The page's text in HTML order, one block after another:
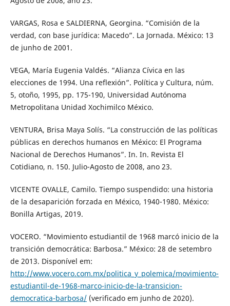
VARGAS, Rosa e SALDIERNA, Georgina. “Comisión de la
verdad, con base jurídica: Macedo”. La Jornada. México: 13
de junho de 2001.
VEGA, María Eugenia Valdés. “Alianza Cívica en las
elecciones de 1994. Una reflexión”. Política y Cultura, núm.
5, otoño, 1995, pp. 175-190, Universidad Autónoma
Metropolitana Unidad Xochimilco México.
VENTURA, Brisa Maya Solís. “La construcción de las políticas
públicas en derechos humanos en México: El Programa
Nacional de Derechos Humanos”. In. In. Revista El
Cotidiano, n. 150. Julio-Agosto de 2008, ano 23.
VICENTE OVALLE, Camilo. Tiempo suspendido: una historia
de la desaparición forzada en México, 1940-1980. México:
Bonilla Artigas, 2019.
VOCERO. “Movimiento estudiantil de 1968 marcó inicio de la
transición democrática: Barbosa.” México: 28 de setembro
de 2013. Disponível em:
http://www.vocero.com.mx/politica_y_polemica/movimiento-
estudiantil-de-1968-marco-inicio-de-la-transicion-
democratica-barbosa/(verificado em junho de 2020).